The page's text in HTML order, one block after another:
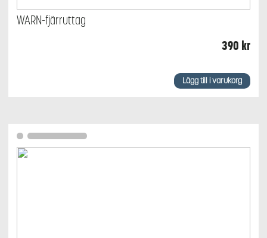
WARN-fjärruttag
390 kr
Lägg till i varukorg